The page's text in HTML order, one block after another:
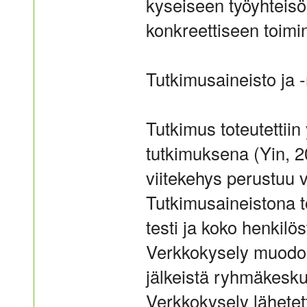
konkreettiseen
Tutkimusaineisto ja
Tutkimus
tutkimuksena (Yin,
viitekehys perustuu
Tutkimusaineistona
testi ja koko
Verkkokysely
jälkeistä
Verkkokysely